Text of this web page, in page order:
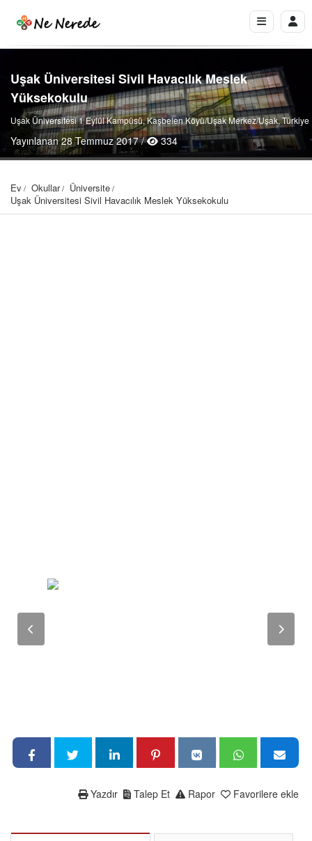
Uşak Üniversitesi Sivil Havacılık Meslek
Yüksekokulu
Uşak Üniversitesi 1 Eylül Kampüsü, Kaşbelen Köyü/Uşak Merkez/Uşak, Türkiye
Yayınlanan 28 Temmuz 2017 / 334
Ev Okullar
Üniversite
Uşak Üniversitesi Sivil Havacılık Meslek Yüksekokulu
Favorilere ekle
Rapor
Talep Et
Yazdır